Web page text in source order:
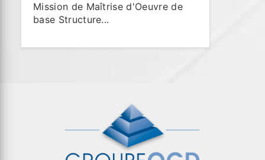
Mission de Maîtrise d'Oeuvre de
base Structure...